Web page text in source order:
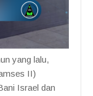
yang lalu,
II)
Israel dan